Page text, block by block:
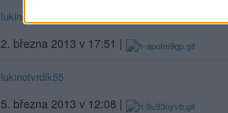
lukinotvrdik55
2. března 2013 v 17:51 |
lukinotvrdik55
5. března 2013 v 12:08 |